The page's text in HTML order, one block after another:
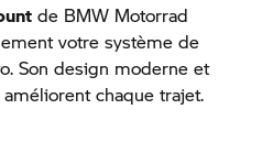
de BMW Motorrad
votre système de
Son design moderne et
chaque trajet.